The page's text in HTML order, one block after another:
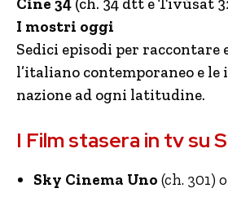
I mostri oggi
Sedici episodi per raccontare
l’italiano contemporaneo e le
nazione ad ogni latitudine.
I Film stasera in tv su
Sky Cinema Uno (ch. 301)